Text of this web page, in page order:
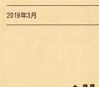
2019年3月